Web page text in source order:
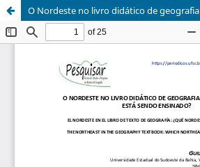
O Nordeste no livro didático de geografia